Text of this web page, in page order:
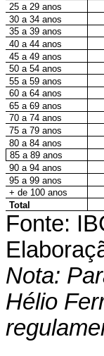
25 a 29 anos
30 a 34 anos
35 a 39 anos
40 a 44 anos
45 a 49 anos
50 a 54 anos
55 a 59 anos
60 a 64 anos
65 a 69 anos
70 a 74 anos
75 a 79 anos
80 a 84 anos
85 a 89 anos
90 a 94 anos
95 a 99 anos
+ de 100 anos
Total
Fonte:
Nota:
Hélio